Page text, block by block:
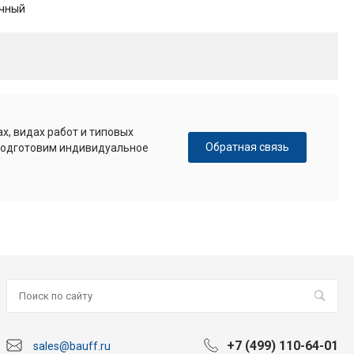
видах работ и типовых
индивидуальное
Обратная связь
sales@bauff.ru +7 (499) 110-64-01